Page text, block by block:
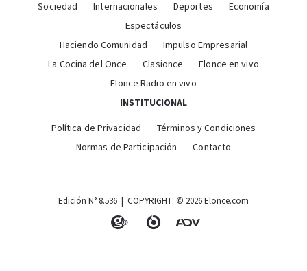
Sociedad
Internacionales Deportes
Economía
Espectáculos
Haciendo Comunidad
Impulso Empresarial
La Cocina del Once
Clasionce
Elonce en vivo
Elonce Radio en vivo
INSTITUCIONAL
Política de Privacidad
Términos y Condiciones
Normas de Participación
Contacto
Edición N° 8.536 | COPYRIGHT: © 2026 Elonce.com